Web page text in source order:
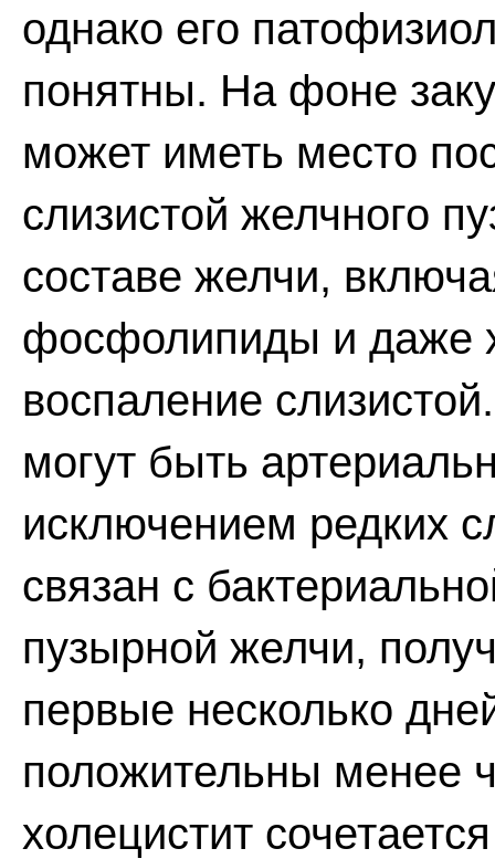
однако его
понятны. На фоне
может иметь место
слизистой желчного
составе желчи,
фосфолипиды и даже
воспаление
могут быть
исключением редких
связан с
пузырной желчи,
первые несколько
положительны менее
холецистит